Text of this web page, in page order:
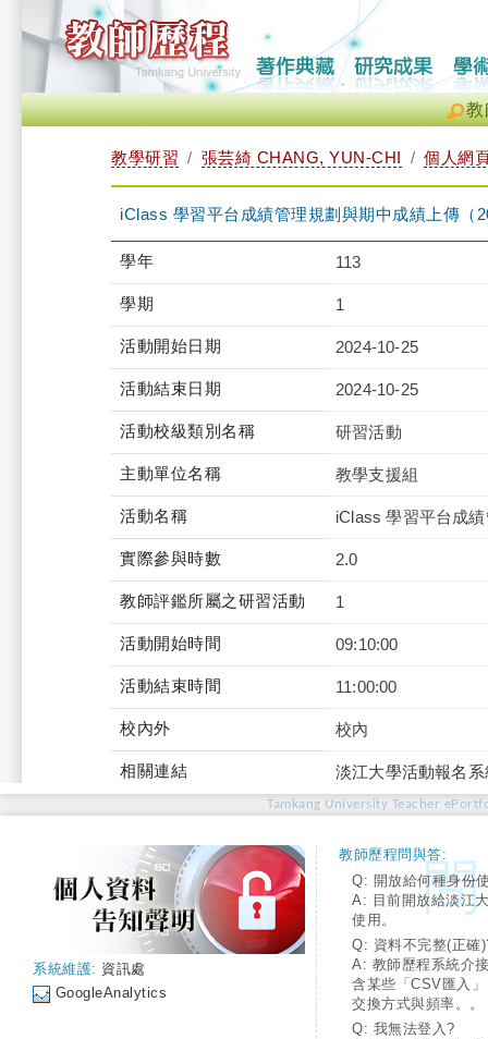
教
教學研習 張芸綺 CHANG, YUN-CHI 個人網
iClass 學習平台成績管理規劃與期中成績上傳（
學年 113
學期 1
活動開始日期 2024-10-25
活動結束日期 2024-10-25
活動校級類別名稱 研習活動
主動單位名稱 教學支援組
活動名稱 iClass 學習平台成
實際參與時數 2.0
教師評鑑所屬之研習活動 1
活動開始時間 09:10:00
活動結束時間 11:00:00
校內外 校內
相關連結 淡江大學活動報名
Tamkang University Teacher
系統維護: 資訊處
GoogleAnalytics
教師歷程問與答:
Q: 開放給何種身份
A: 目前開放給淡江
使用。
Q: 資料不完整(正確
A: 教師歷程系統介
含某些「CSV匯入
交換方式與頻率。。
Q: 我無法登入?